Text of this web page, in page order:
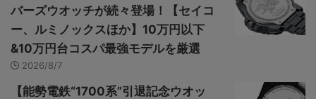
バーズウオッチが続々登場！【セイコ
ー、ルミノックスほか】10万円以下
&10万円台コスパ最強モデルを厳選
2026/8/7
【能勢電鉄“1700系”引退記念ウオッ